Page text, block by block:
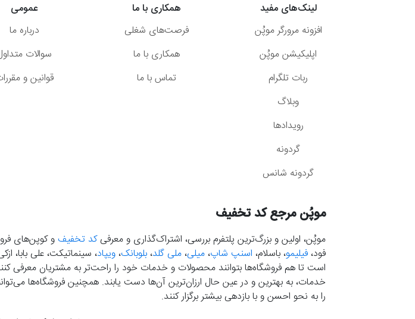
لینک‌های مفید
افزونه مرورگر موپُن
اپلیکیشن موپُن
ربات تلگرام
وبلاگ
رویدادها
گردونه
گردونه شانس
همکاری با ما
فرصت‌های شغلی
همکاری با ما
تماس با ما
عمومی
درباره ما
سوالات
قوانین و
موپُن مرجع کد تخفیف
موپُن، اولین و بزرگ‌ترین پلتفرم بررسی، اشتراک‌گذاری و معرفیکد تخفیفو کوپن‌های
فود، فیلیمو، باسلام، اسنپ شاپ، میلی، ملی گلد، بلوبانک، ویپاد، سینماتیکت، علی بابا،
است تا هم فروشگاه‌ها بتوانند محصولات و خدمات خود را راحت‌تر به مشتریان معرفی
خدمات، به بهترین و در عین حال ارزان‌ترین آن‌ها دست‌ یابند. همچنین فروشگاه‌ها
را به نحو احسن و با بازدهی بیشتر برگزار کنند.